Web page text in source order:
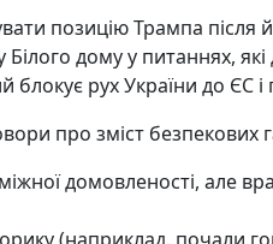
позицію Трампа після
дому у питаннях,
блокує рух України до ЄС
про зміст безпекових
домовленості, але